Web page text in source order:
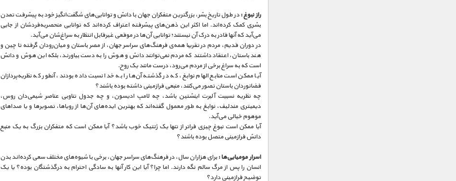
راز نبوغ :در طول تاریخ بشر، بزرگترین متفکران جهان با دانش و توانایی‌های شگفت‌انگیز خود به پیشرفت تمدن
بشری کمک کرده‌اند. اما اکثر این ذهن‌های پیشرفته اعتراف کرده‌اند که توانایی منحصر‌به‌فردشان از جایی
می‌آید که آنها قادر به درک آن نیستند؛ توانایی آن‌ها در موقعی غیرقابل انتظار به سراغ‌شان می‌آید.
در دوران قدیم، مردم در تقریبا همه‌ی فرهنگ‌های سراسر جهان، از مصر باستان و میان‌رودان گرفته تا چین و
هند باستان، اعتقاد داشتند که مردم نمی‌توانند دانش و هوش را به دست بیاورند، بلکه این هوش و دانش
است که به سراغ برخی از مردم می‌رود، درست مانند یک روح.
آیا ممکن است منابع الهام نوابغ، که در گذشته آن‌ها را به خدا نسبت داده بودند، آنطور که نظریه‌پردازان
فضانوردان باستان تصور می‌کنند، منبعی فرازمینی داشته بوده باشند؟
چه نظریه نسبیت آلبرت اینشتین باشد، چه لامپ ادیسون، و چه جدول تناوبی عناصر شیمی‌دان روس،
دیمیتری مندلیف، نوابغ به طور معمول گفته‌اند که بهترین ایده‌های آن‌ها از رویاها، تصویرها و یا صداهای
موهوم خیالی می‌آید.
آیا ممکن است نبوغ چیزی فراتر از تنها یک ژنتیک خوب باشد؟ آیا ممکن است که متفکران بزرگ به یک منبع
دانش فرازمینی متصل بوده باشند؟
اسرار مومیایی‌ها :برای هزاران سال، در فرهنگ‌های سراسر جهان، برخی با شیوه‌های مختلف سعی کرده‌اند بدن
انسان را پس از مرگ سالم نگه دارند. اما چرا؟ آیا این کار آنها به سادگی احترام به درگذشتگان بوده؟ یا یک
توضیح فرازمینی دارد؟